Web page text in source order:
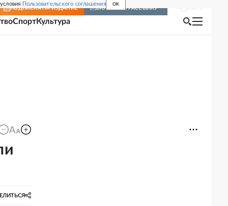
Пользовательского соглашения OK
ПОДПИСКА НА ИЗДАНИЕ ВКЛЮЧИТЬ РАССЫЛКУ
СпортКультура